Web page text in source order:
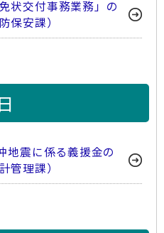
状交付事務業務」の
保安課）
地震に係る義援金の
管理課）